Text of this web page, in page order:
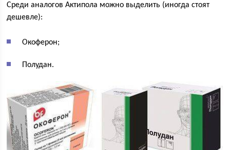
Среди аналогов Актипола можно выделить (иногда стоят
дешевле):
Окоферон;
Полудан.